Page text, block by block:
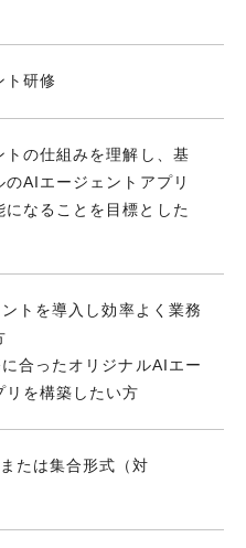
ト研修
トの仕組みを理解し、基
のAIエージェントアプリ
になることを目標とした
トを導入し効率よく業務
合ったオリジナルAIエー
リを構築したい方
たは集合形式（対